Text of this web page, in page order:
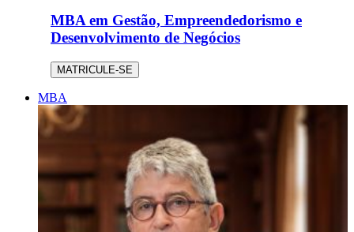
MBA em Gestão, Empreendedorismo e
Desenvolvimento de Negócios
MATRICULE-SE
MBA